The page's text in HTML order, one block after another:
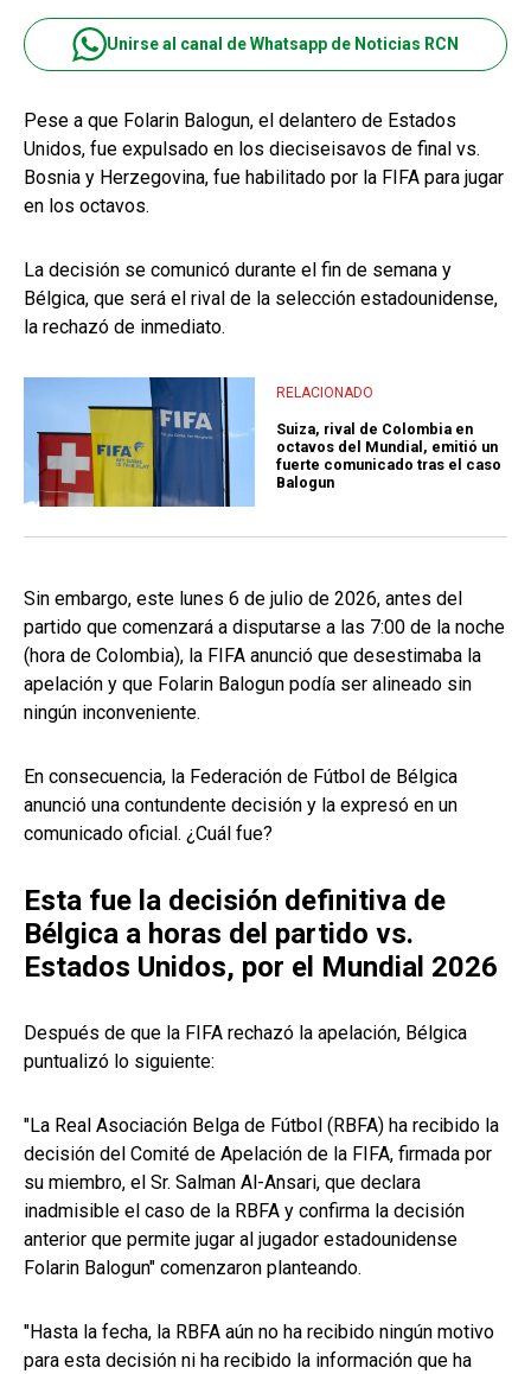
Unirse al canal de Whatsapp de Noticias RCN
Pese a que Folarin Balogun, el delantero de Estados
Unidos, fue expulsado en los dieciseisavos de final vs.
Bosnia y Herzegovina, fue habilitado por la FIFA para jugar
en los octavos.
La decisión se comunicó durante el fin de semana y
Bélgica, que será el rival de la selección estadounidense,
la rechazó de inmediato.
RELACIONADO
Suiza, rival de Colombia en
octavos del Mundial, emitió un
fuerte comunicado tras el caso
Balogun
Sin embargo, este lunes 6 de julio de 2026, antes del
partido que comenzará a disputarse a las 7:00 de la noche
(hora de Colombia), la FIFA anunció que desestimaba la
apelación y que Folarin Balogun podía ser alineado sin
ningún inconveniente.
En consecuencia, la Federación de Fútbol de Bélgica
anunció una contundente decisión y la expresó en un
comunicado oficial. ¿Cuál fue?
Esta fue la decisión definitiva de
Bélgica a horas del partido vs.
Estados Unidos, por el Mundial 2026
Después de que la FIFA rechazó la apelación, Bélgica
puntualizó lo siguiente:
"La Real Asociación Belga de Fútbol (RBFA) ha recibido la
decisión del Comité de Apelación de la FIFA, firmada por
su miembro, el Sr. Salman Al-Ansari, que declara
inadmisible el caso de la RBFA y confirma la decisión
anterior que permite jugar al jugador estadounidense
Folarin Balogun" comenzaron planteando.
"Hasta la fecha, la RBFA aún no ha recibido ningún motivo
para esta decisión ni ha recibido la información que ha